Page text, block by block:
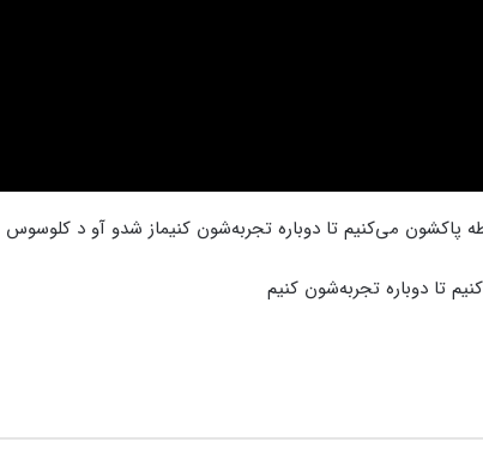
از شدو آو د کلوسوس